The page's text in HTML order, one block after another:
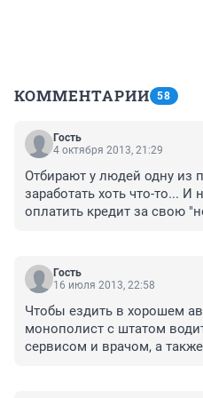
КОММЕНТАРИИ 58
Гость
4 октября 2013, 21:29
Отбирают у людей одну из
заработать хоть что-то... И
оплатить кредит за свою
зарплату в 8-10 тыс при
половину зарплаты! А ещё
УРОДЫ! Да, таксисты
власти которые так и
отобрать возможность чуть
можно было хоть как то
то пьяные, то блатные, то
Гость
16 июля 2013, 22:58
Чтобы ездить в хорошем
монополист с штатом
сервисом и врачом, а
такого в Кургане нет,